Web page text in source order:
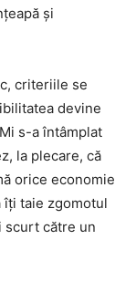
și
criteriile se
devine
s-a întâmplat
la plecare, că
orice economie
taie zgomotul
scurt către un